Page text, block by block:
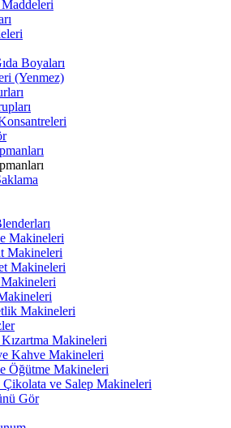
Boyaları
(Yenmez)
Makineleri
Makineleri
Makineleri
Makineleri
Kızartma Makineleri
Kahve Makineleri
Öğütme Makineleri
Çikolata ve Salep Makineleri
Gör